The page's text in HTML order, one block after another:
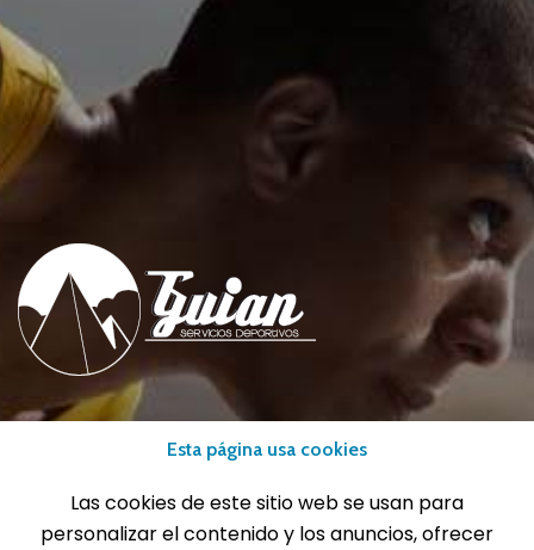
info@gui-an.com
Whatsapp: 609 72 24 10
Fax: 916 537 814
Esta página usa cookies
Las cookies de este sitio web se usan para
personalizar el contenido y los anuncios, ofrecer